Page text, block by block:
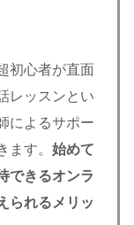
初心者が直面
レッスンとい
によるサポー
ます。 始めて
できるオンラ
られるメリッ